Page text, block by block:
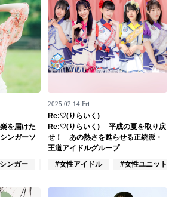
を届けた
ンガーソ
ンガー #インディーズ
2025.02.14 Fri
Re:♡(りらいく)
Re:♡(りらいく) 平成の夏を取り戻
せ！ あの熱さを甦らせる正統派・
王道アイドルグループ
#女性アイドル
#女性ユニット